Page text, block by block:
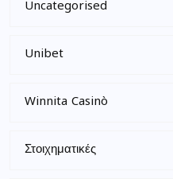
Uncategorised
Unibet
Winnita Casinò
Στοιχηματικές